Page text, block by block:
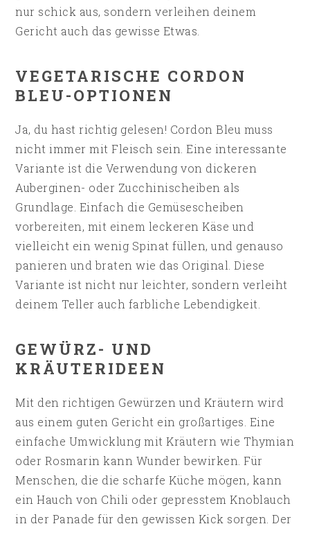
nur schick aus, sondern verleihen deinem
Gericht auch das gewisse Etwas.
VEGETARISCHE CORDON
BLEU-OPTIONEN
Ja, du hast richtig gelesen! Cordon Bleu muss
nicht immer mit Fleisch sein. Eine interessante
Variante ist die Verwendung von dickeren
Auberginen- oder Zucchinischeiben als
Grundlage. Einfach die Gemüsescheiben
vorbereiten, mit einem leckeren Käse und
vielleicht ein wenig Spinat füllen, und genauso
panieren und braten wie das Original. Diese
Variante ist nicht nur leichter, sondern verleiht
deinem Teller auch farbliche Lebendigkeit.
GEWÜRZ- UND
KRÄUTERIDEEN
Mit den richtigen Gewürzen und Kräutern wird
aus einem guten Gericht ein großartiges. Eine
einfache Umwicklung mit Kräutern wie Thymian
oder Rosmarin kann Wunder bewirken. Für
Menschen, die die scharfe Küche mögen, kann
ein Hauch von Chili oder gepresstem Knoblauch
in der Panade für den gewissen Kick sorgen. Der